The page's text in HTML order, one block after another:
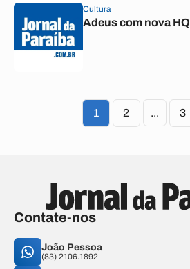
Cultura
Adeus com nova HQ
1 2 ... 3
Contate-nos
João Pessoa
(83) 2106.1892